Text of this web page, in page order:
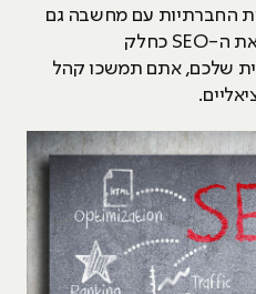
החברתיות עם מחשבה גם
על קידום אתרים. כשתחבקו את ה-SEO כחלק
שלכם, אתם תמשכו קהל